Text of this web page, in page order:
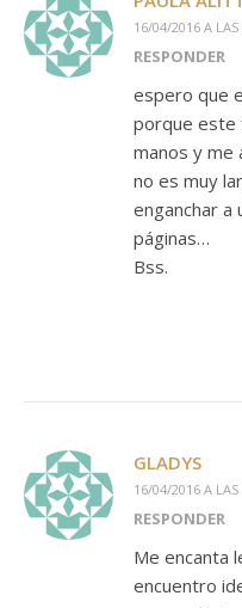
16/04/2016 A
RESPONDER
espero que
porque este
manos y
no es muy
enganchar a
páginas…
Bss.
GLADYS
16/04/2016 A
RESPONDER
Me encanta
encuentro